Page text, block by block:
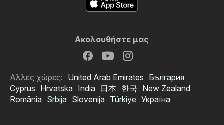
Ακολουθήστε μας
Αλλες χώρες: United Arab Emirates България
Cyprus Hrvatska India 日本 한국 New Zealand
România Srbija Slovenija Türkiye Україна